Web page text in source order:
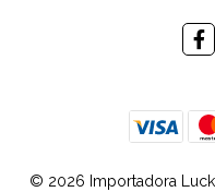
© 2026 Importadora